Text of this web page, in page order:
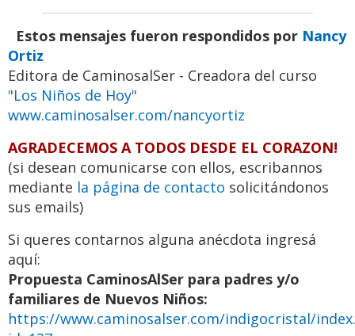
Estos mensajes fueron respondidos por Nancy
Ortiz
Editora de CaminosalSer - Creadora del curso
"Los Niños de Hoy"
www.caminosalser.com/nancyortiz
AGRADECEMOS A TODOS DESDE EL CORAZON!
(si desean comunicarse con ellos, escribannos
mediante la página de contacto solicitándonos
sus emails)
Si queres contarnos alguna anécdota ingresá
aquí:
Propuesta CaminosAlSer para padres y/o
familiares de Nuevos Niños:
https://www.caminosalser.com/indigocristal/